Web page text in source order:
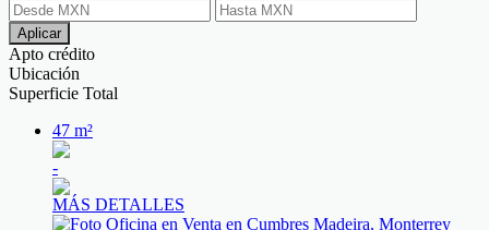
Aplicar
Apto crédito
Ubicación
Superficie Total
47 m²
-
MÁS DETALLES